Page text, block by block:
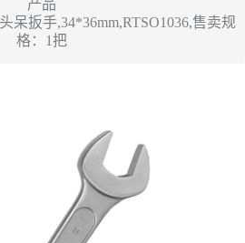
产品
呆扳手,34*36mm,RTSO1036,售卖规
格：1把